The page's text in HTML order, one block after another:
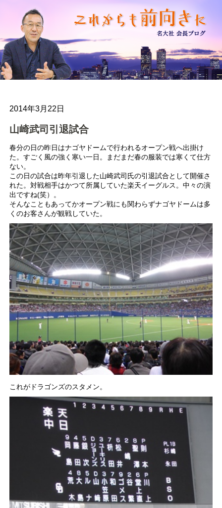
2014年3月22日
山崎武司引退試合
春分の日の昨日はナゴヤドームで行われるオープン戦へ出掛け
た。すごく風の強く寒い一日。まだまだ春の服装では寒くて仕方
ない。
この日の試合は昨年引退した山崎武司氏の引退試合として開催さ
れた。対戦相手はかつて所属していた楽天イーグルス。中々の演
出ですね(笑）。
そんなこともあってかオープン戦にも関わらずナゴヤドームは多
くのお客さんが観戦していた。
これがドラゴンズのスタメン。